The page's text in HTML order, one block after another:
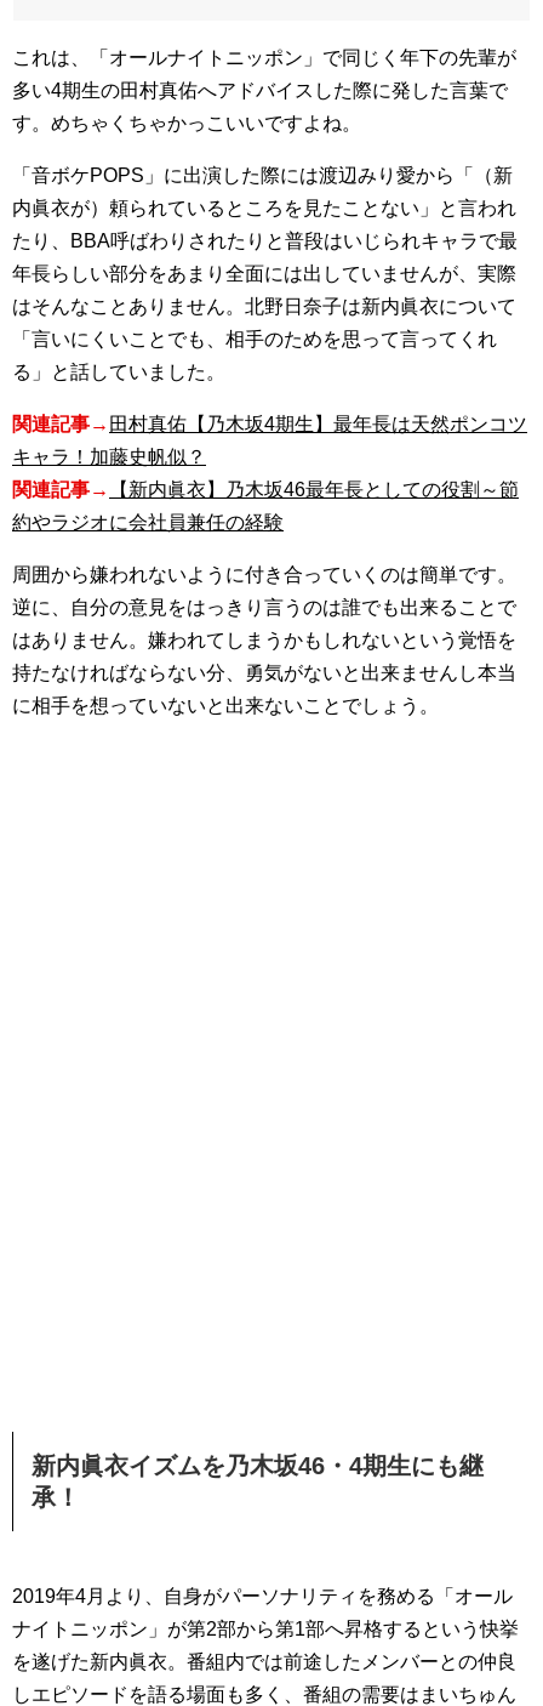
これは、「オールナイトニッポン」で同じく年下の先輩が
多い4期生の田村真佑へアドバイスした際に発した言葉で
す。めちゃくちゃかっこいいですよね。
「音ボケPOPS」に出演した際には渡辺みり愛から「（新
内眞衣が）頼られているところを見たことない」と言われ
たり、BBA呼ばわりされたりと普段はいじられキャラで最
年長らしい部分をあまり全面には出していませんが、実際
はそんなことありません。北野日奈子は新内眞衣について
「言いにくいことでも、相手のためを思って言ってくれ
る」と話していました。
関連記事→ 田村真佑【乃木坂4期生】最年長は天然ポンコツ
キャラ！加藤史帆似？
関連記事→
【新内眞衣】乃木坂46最年長としての役割～節
約やラジオに会社員兼任の経験
周囲から嫌われないように付き合っていくのは簡単です。
逆に、自分の意見をはっきり言うのは誰でも出来ることで
はありません。嫌われてしまうかもしれないという覚悟を
持たなければならない分、勇気がないと出来ませんし本当
に相手を想っていないと出来ないことでしょう。
新内眞衣イズムを乃木坂46・4期生にも継
承！
2019年4月より、自身がパーソナリティを務める「オール
ナイトニッポン」が第2部から第1部へ昇格するという快挙
を遂げた新内眞衣。番組内では前途したメンバーとの仲良
しエピソードを語る場面も多く、番組の需要はまいちゅん